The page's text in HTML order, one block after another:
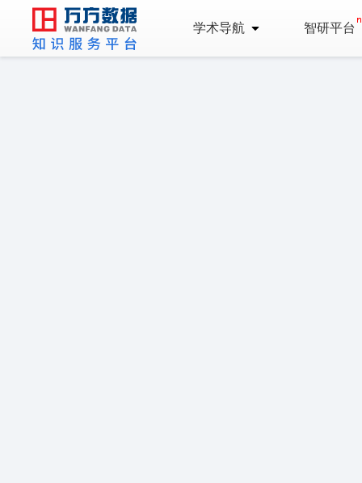
学术导航 智研平台